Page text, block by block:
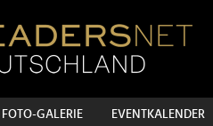
FOTO-GALERIE EVENTKALENDER